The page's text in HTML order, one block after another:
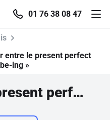
01 76 38 08 47
entre le present perfect
ing »
Choisir entre le present perfect simple et le present perfect « be-ing »